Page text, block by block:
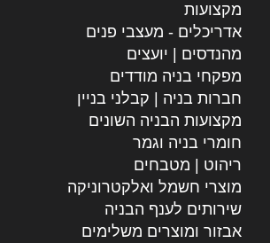
מקצועות
אדריכלים - מעצבי פנים
מהנדסים | יועצים
מפקחי בניה מודדים
חברות בניה | קבלני בניין
מקצועות הבניה השונים
חומרי בניה וגמר
ריהוט | מטבחים
מוצרי חשמל ואלקטרוניקה
שירותים לענף הבניה
אבזור ומוצרים משלימים